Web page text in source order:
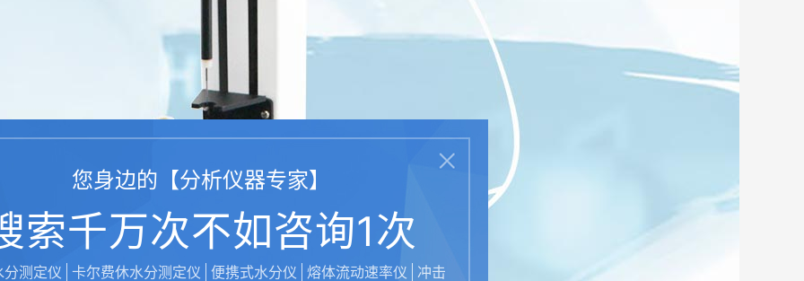
您身边的【分析仪器专家】
索千万次不如咨询1次
分测定仪 卡尔费休水分测定仪 便携式水分仪 熔体流动速率仪 冲击